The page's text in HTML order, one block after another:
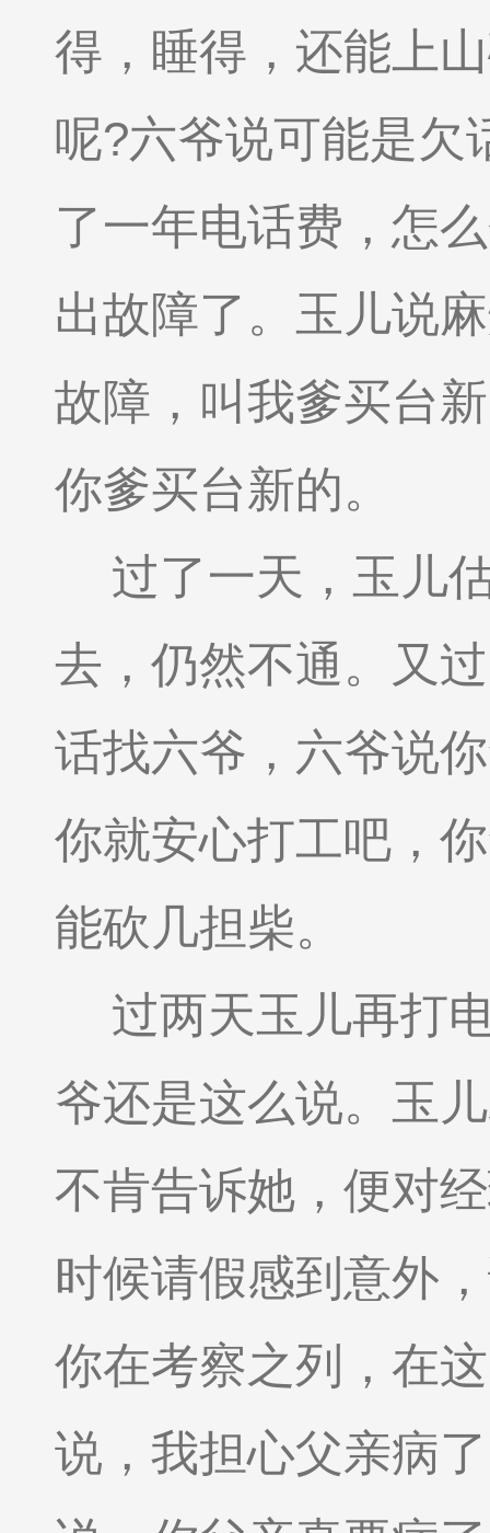
得，睡得，还能上
呢?六爷说可能是欠
了一年电话费，怎
出故障了。玉儿说
故障，叫我爹买台
你爹买台新的。
过了一天，玉儿
去，仍然不通。又
话找六爷，六爷说
你就安心打工吧，
能砍几担柴。
过两天玉儿再打
爷还是这么说。玉
不肯告诉她，便对
时候请假感到意外
你在考察之列，在
说，我担心父亲病